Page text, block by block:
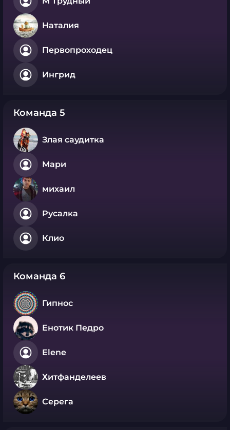
Наталия
Первопроходец
Ингрид
Команда 5
Злая саудитка
Мари
михаил
Русалка
Клио
Команда 6
Гипнос
Енотик Педро
Elene
Хитфанделеев
Серега